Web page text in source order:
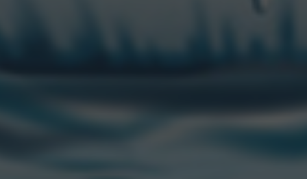
“CCU” es una marca registrada de CCU.